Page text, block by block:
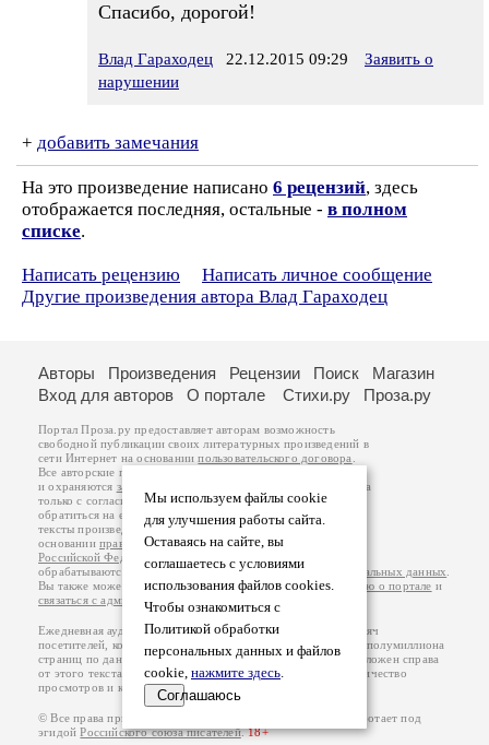
Спасибо, дорогой!
Влад Гараходец 22.12.2015 09:29
Заявить о
нарушении
+ добавить замечания
На это произведение написано 6 рецензий, здесь
отображается последняя, остальные - в полном
списке.
Написать рецензию
Написать личное сообщение
Другие произведения автора Влад Гараходец
Мы используем файлы cookie
для улучшения работы сайта.
Оставаясь на сайте, вы
соглашаетесь с условиями
использования файлов cookies.
Чтобы ознакомиться с
Политикой обработки
персональных данных и файлов
cookie, нажмите здесь.
Соглашаюсь
Авторы Произведения Рецензии Поиск
Магазин
Вход для авторов
О портале Стихи.ру Проза.ру
Портал Проза.ру предоставляет авторам возможность
свободной публикации своих литературных произведений в
сети Интернет на основаниипользовательского договора
Все авторские права на произведения принадлежат авторам
и охраняются законом
. Перепечатка произведений возможна
только с согласия его автора, к которому вы можете
обратиться на его авторской странице. Ответственность за
тексты произведений авторы несут самостоятельно на
основанииправил публикацииизаконодательства
Российской Федерации
обрабатываются на основанииПолитики обработки персональных данных
Вы также можете посмотреть более подробнуюинформацию о портале и
связаться с администрацией
Ежедневная аудитория портала Проза.ру – порядка 100 тысяч
посетителей, которые в общей сумме просматривают более полумиллиона
страниц по данным счетчика посещаемости, который расположен справа
от этого текста. В каждой графе указано по две цифры: количество
просмотров и количество посетителей.
© Все права принадлежат авторам, 2000-2026. Портал работает под
эгидойРоссийского союза писателей.18+